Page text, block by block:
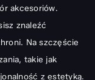
akcesoriów.
znaleźć
Na szczęście
takie jak
z estetyką.